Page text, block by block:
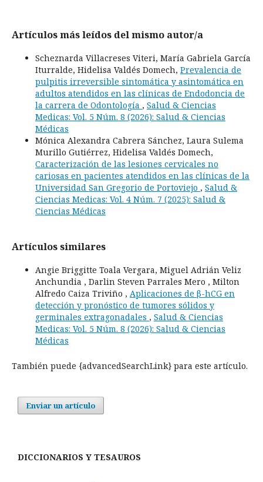
Artículos más leídos del mismo autor/a
Scheznarda Villacreses Viteri, María Gabriela García
Iturralde, Hidelisa Valdés Domech, Prevalencia de
pulpitis irreversible sintomática y asintomática en
adultos atendidos en las clínicas de Endodoncia de
la carrera de Odontología , Salud & Ciencias
Medicas: Vol. 5 Núm. 8 (2026): Salud & Ciencias
Médicas
Mónica Alexandra Cabrera Sánchez, Laura Sulema
Murillo Gutiérrez, Hidelisa Valdés Domech,
Caracterización de las lesiones cervicales no
cariosas en pacientes atendidos en las clínicas de la
Universidad San Gregorio de Portoviejo , Salud &
Ciencias Medicas: Vol. 4 Núm. 7 (2025): Salud &
Ciencias Médicas
Artículos similares
Angie Briggitte Toala Vergara, Miguel Adrián Veliz
Anchundia , Darlin Steven Parrales Mero , Milton
Alfredo Caiza Triviño , Aplicaciones de β-hCG en
detección y pronóstico de tumores sólidos y
germinales extragonadales , Salud & Ciencias
Medicas: Vol. 5 Núm. 8 (2026): Salud & Ciencias
Médicas
También puede {advancedSearchLink} para este artículo.
Enviar un artículo
DICCIONARIOS Y TESAUROS